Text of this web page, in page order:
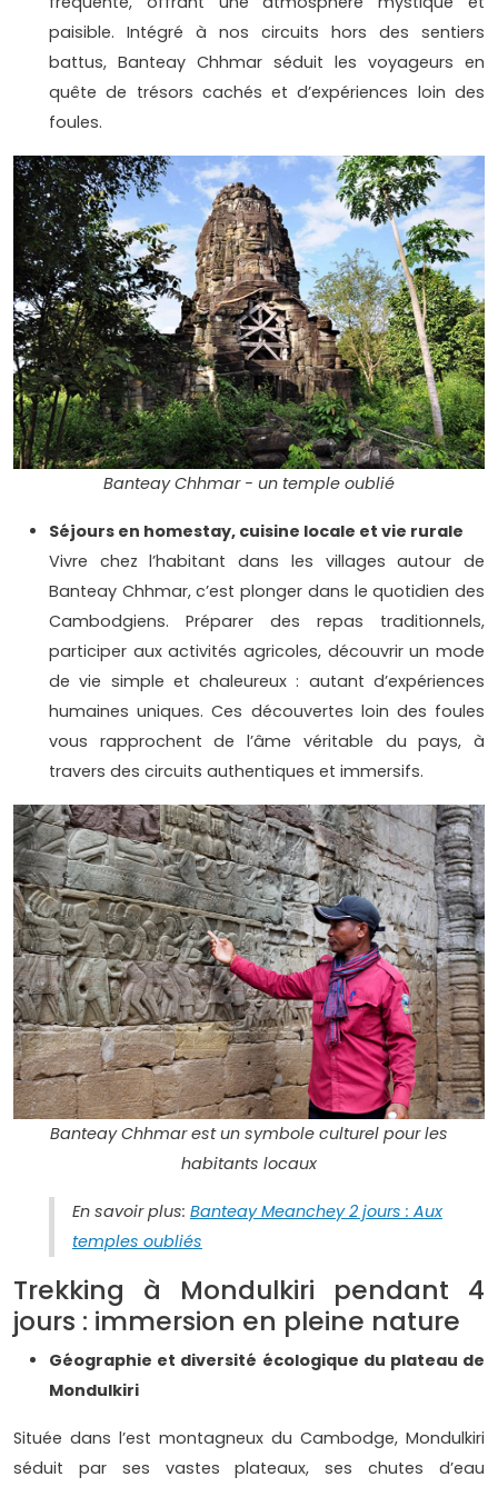
paisible. Intégré à nos circuits hors des sentiers
battus, Banteay Chhmar séduit les voyageurs en
quête de trésors cachés et d’expériences loin des
foules.
Banteay Chhmar - un temple oublié
Séjours en homestay, cuisine locale et vie rurale
Vivre chez l’habitant dans les villages autour de
Banteay Chhmar, c’est plonger dans le quotidien des
Cambodgiens. Préparer des repas traditionnels,
participer aux activités agricoles, découvrir un mode
de vie simple et chaleureux : autant d’expériences
humaines uniques. Ces découvertes loin des foules
vous rapprochent de l’âme véritable du pays, à
travers des circuits authentiques et immersifs.
Banteay Chhmar est un symbole culturel pour les
habitants locaux
En savoir plus: Banteay Meanchey 2 jours : Aux
temples oubliés
Trekking à Mondulkiri pendant 4
jours : immersion en pleine nature
Géographie et diversité écologique du plateau de
Mondulkiri
Située dans l’est montagneux du Cambodge, Mondulkiri
séduit par ses vastes plateaux, ses chutes d’eau